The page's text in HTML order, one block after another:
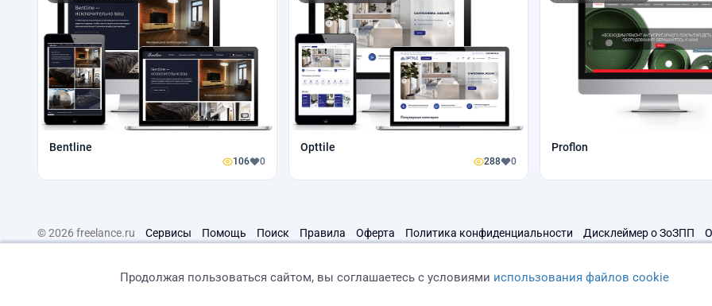
Bentline
106 0
Opttile
288 0
Proflon
© 2026 freelance.ru Сервисы Помощь Поиск Правила Оферта Политика конфиденциальности Дисклеймер о ЗоЗПП
Продолжая пользоваться сайтом, вы соглашаетесь с условиями использования файлов cookie